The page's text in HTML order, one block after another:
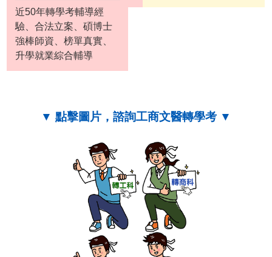
近50年轉學考輔導經
驗、合法立案、碩博士
強棒師資、榜單真實、
升學就業綜合輔導
▼ 點擊圖片，諮詢工商文醫轉學考 ▼